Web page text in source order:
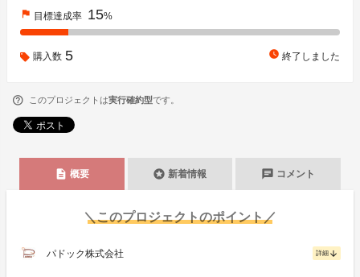
flag 目標達成率 15%
購入数 5 watch_later 終了しました
このプロジェクトは実行確約型です。
description 概要 stars 新着情報 chat コメント
＼このプロジェクトのポイント／
パドック株式会社 詳細 arrow_downward